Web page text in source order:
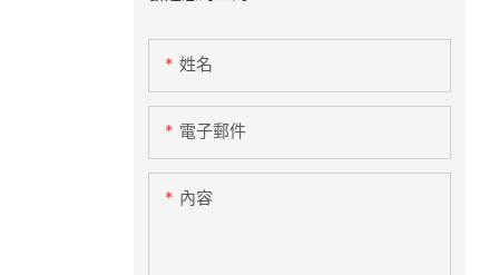
姓名
電子郵件
內容